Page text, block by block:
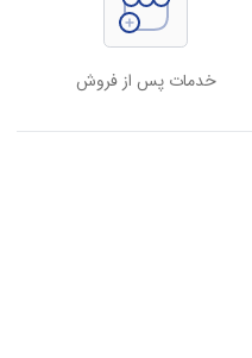
خدمات پس از فروش